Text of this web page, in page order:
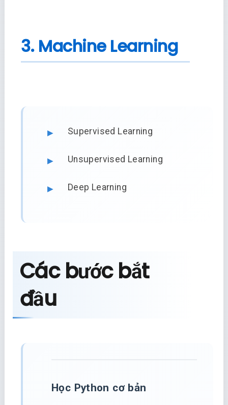
3. Machine Learning
Supervised Learning
Unsupervised Learning
Deep Learning
Các bước bắt
đầu
Học Python cơ bản